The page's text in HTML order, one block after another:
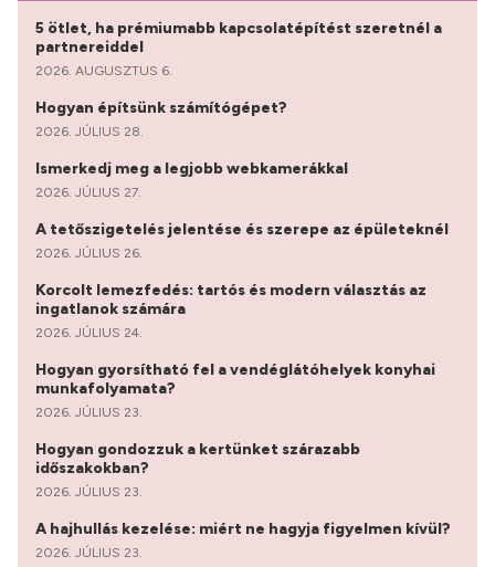
5 ötlet, ha prémiumabb kapcsolatépítést szeretnél a
partnereiddel
2026. AUGUSZTUS 6.
Hogyan építsünk számítógépet?
2026. JÚLIUS 28.
Ismerkedj meg a legjobb webkamerákkal
2026. JÚLIUS 27.
A tetőszigetelés jelentése és szerepe az épületeknél
2026. JÚLIUS 26.
Korcolt lemezfedés: tartós és modern választás az
ingatlanok számára
2026. JÚLIUS 24.
Hogyan gyorsítható fel a vendéglátóhelyek konyhai
munkafolyamata?
2026. JÚLIUS 23.
Hogyan gondozzuk a kertünket szárazabb
időszakokban?
2026. JÚLIUS 23.
A hajhullás kezelése: miért ne hagyja figyelmen kívül?
2026. JÚLIUS 23.